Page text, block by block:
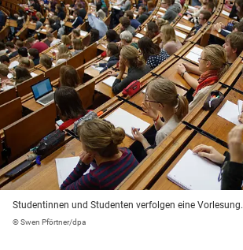
Studentinnen und Studenten verfolgen eine Vorlesung.
© Swen Pförtner/dpa